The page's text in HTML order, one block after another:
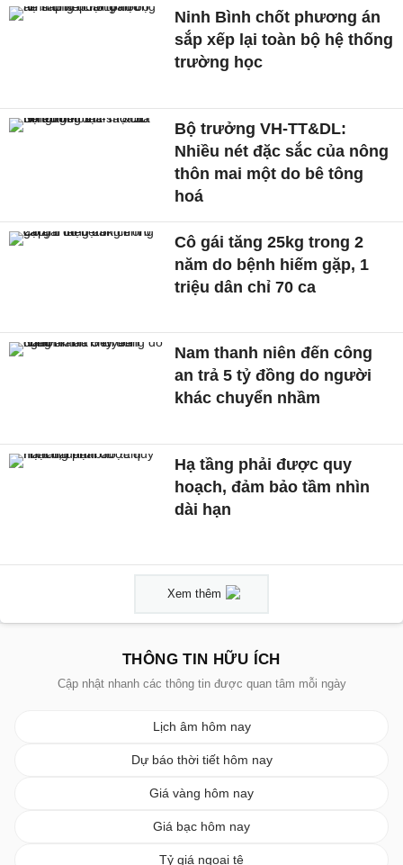
Ninh Bình chốt phương án
sắp xếp lại toàn bộ hệ thống
trường học
Bộ trưởng VH-TT&DL:
Nhiều nét đặc sắc của nông
thôn mai một do bê tông
hoá
Cô gái tăng 25kg trong 2
năm do bệnh hiếm gặp, 1
triệu dân chỉ 70 ca
Nam thanh niên đến công
an trả 5 tỷ đồng do người
khác chuyển nhầm
Hạ tầng phải được quy
hoạch, đảm bảo tầm nhìn
dài hạn
Xem thêm
THÔNG TIN HỮU ÍCH
Cập nhật nhanh các thông tin được quan tâm mỗi ngày
Lịch âm hôm nay
Dự báo thời tiết hôm nay
Giá vàng hôm nay
Giá bạc hôm nay
Tỷ giá ngoại tệ